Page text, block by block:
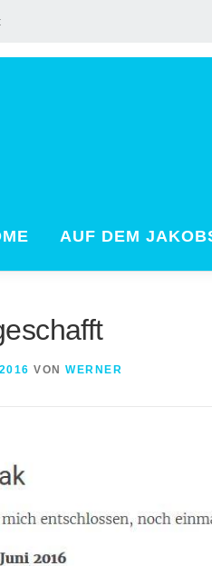
AUF DEM
VON WERNER